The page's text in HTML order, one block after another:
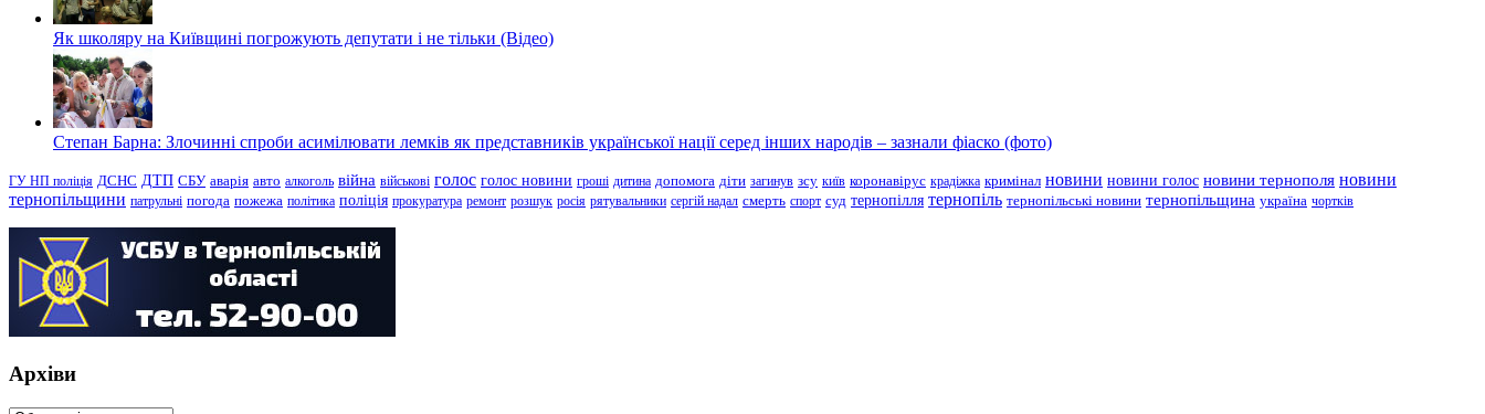
Як школяру на Київщині погрожують депутати і не тільки (Відео)
Степан Барна: Злочинні спроби асимілювати лемків як представників української нації серед інших народів – зазнали фіаско (фото)
ГУ НП поліція ДСНС ДТП СБУ аварія авто алкоголь війна військові голос голос новини гроші дитина допомога діти загинув зсу київ коронавірус крадіжка кримінал новини новини голос новини тернополя новини
тернопільщини патрульні погода пожежа політика поліція прокуратура ремонт розшук росія рятувальники сергій надал смерть спорт суд тернопілля тернопіль тернопільські новини тернопільщина україна чортків
Архіви